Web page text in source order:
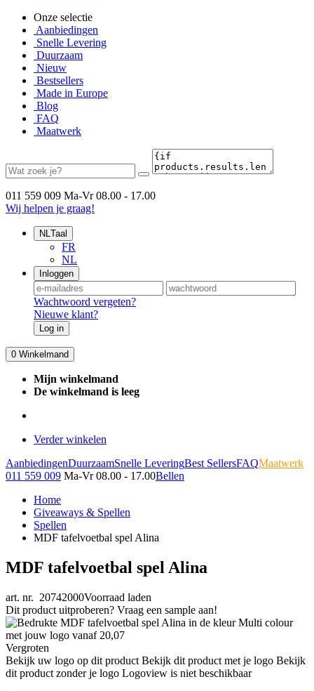
Onze selectie
Aanbiedingen
Snelle Levering
Duurzaam
Nieuw
Bestsellers
Made in Europe
Blog
FAQ
Maatwerk
011 559 009 Ma-Vr 08.00 - 17.00
Wij helpen je graag!
NLTaal
FR
NL
Inloggen
Wachtwoord vergeten?
Nieuwe klant?
Log in
0 Winkelmand
Mijn winkelmand
De winkelmand is leeg
Verder winkelen
AanbiedingenDuurzaamSnelle LeveringBest SellersFAQMaatwerk
011 559 009 Ma-Vr 08.00 - 17.00Bellen
Home
Giveaways & Spellen
Spellen
MDF tafelvoetbal spel Alina
MDF tafelvoetbal spel Alina
art. nr. 20742000Voorraad laden
Dit product uitproberen? Vraag een sample aan!
Vergroten
Bekijk uw logo op dit product Bekijk dit product met je logo Bekijk
dit product zonder je logo Logoview is niet beschikbaar